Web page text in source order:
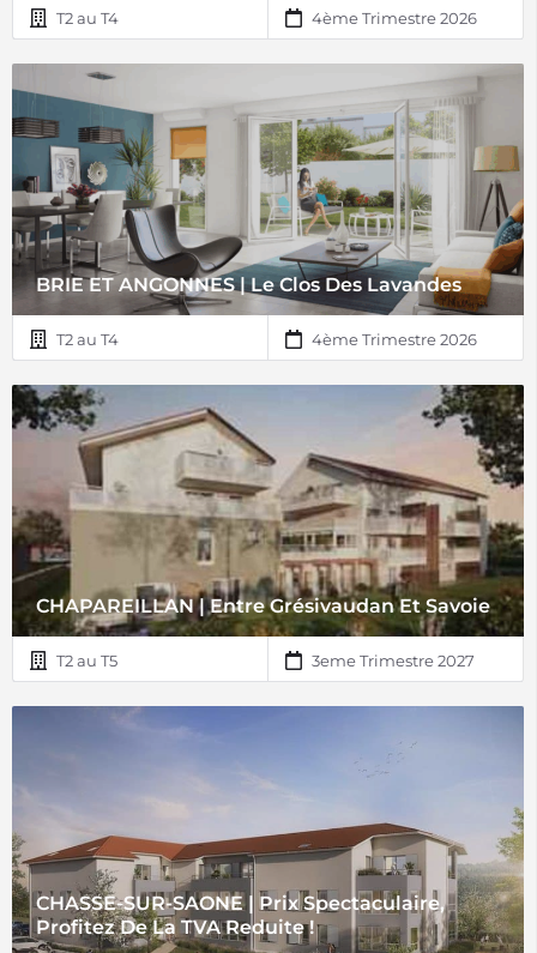
T2 au T4 4ème Trimestre 2026
BRIE ET ANGONNES | Le Clos Des Lavandes
T2 au T4 4ème Trimestre 2026
CHAPAREILLAN | Entre Grésivaudan Et Savoie
T2 au T5 3eme Trimestre 2027
CHASSE-SUR-SAONE | Prix Spectaculaire,
Profitez De La TVA Reduite !